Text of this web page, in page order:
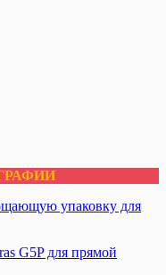
упаковку для
G5P для прямой